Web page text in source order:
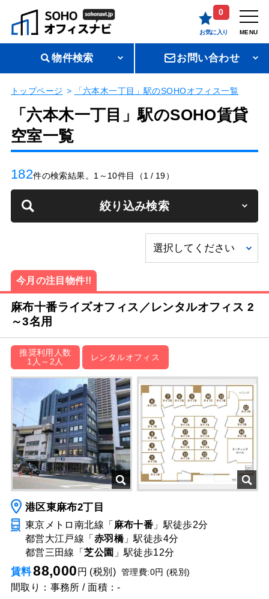
0
お気に入り MENU
物件検索 お問い合わせ
トップページ 「六本木一丁目」駅のSOHOオフィス一覧
「六本木一丁目」駅のSOHO賃貸
空室一覧
182件の検索結果。1～10件目（1 / 19）
絞り込み検索
今月の注目物件!!
麻布十番ライズオフィス／レンタルオフィス 2
～3名用
推奨利用人数
1人～2人
レンタルオフィス
港区東麻布2丁目
東京メトロ南北線「 麻布十番 」駅徒歩2分
都営大江戸線「 赤羽橋」駅徒歩4分
都営三田線「芝公園 」駅徒歩12分
賃料88,000 円 (税別) 管理費:0円 (税別)
間取り：事務所 / 面積：-